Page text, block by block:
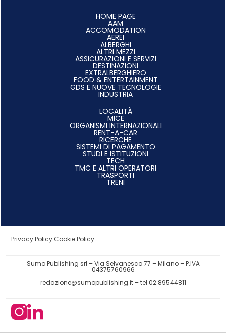
HOME PAGE
AAM
ACCOMODATION
AEREI
ALBERGHI
ALTRI MEZZI
ASSICURAZIONI E SERVIZI
DESTINAZIONI
EXTRALBERGHIERO
FOOD & ENTERTAINMENT
GDS E NUOVE TECNOLOGIE
INDUSTRIA
LOCALITÀ
MICE
ORGANISMI INTERNAZIONALI
RENT-A-CAR
RICERCHE
SISTEMI DI PAGAMENTO
STUDI E ISTITUZIONI
TECH
TMC E ALTRI OPERATORI
TRASPORTI
TRENI
Privacy Policy Cookie Policy
Sumo Publishing srl – Via Selvanesco 77 – Milano – P.IVA
04375760966
redazione@sumopublishing.it– tel 02.89544811